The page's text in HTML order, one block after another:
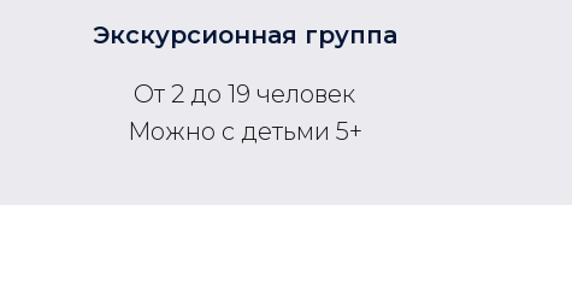
Экскурсионная группа
От 2 до 19 человек
Можно с детьми 5+